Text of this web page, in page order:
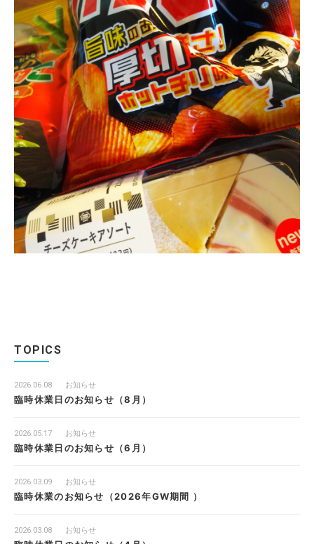
TOPICS
2026.06.08 お知らせ
臨時休業日のお知らせ（8月）
2026.05.17 お知らせ
臨時休業日のお知らせ（6月）
2026.03.09 お知らせ
臨時休業のお知らせ（2026年GW期間 ）
2026.03.08 お知らせ